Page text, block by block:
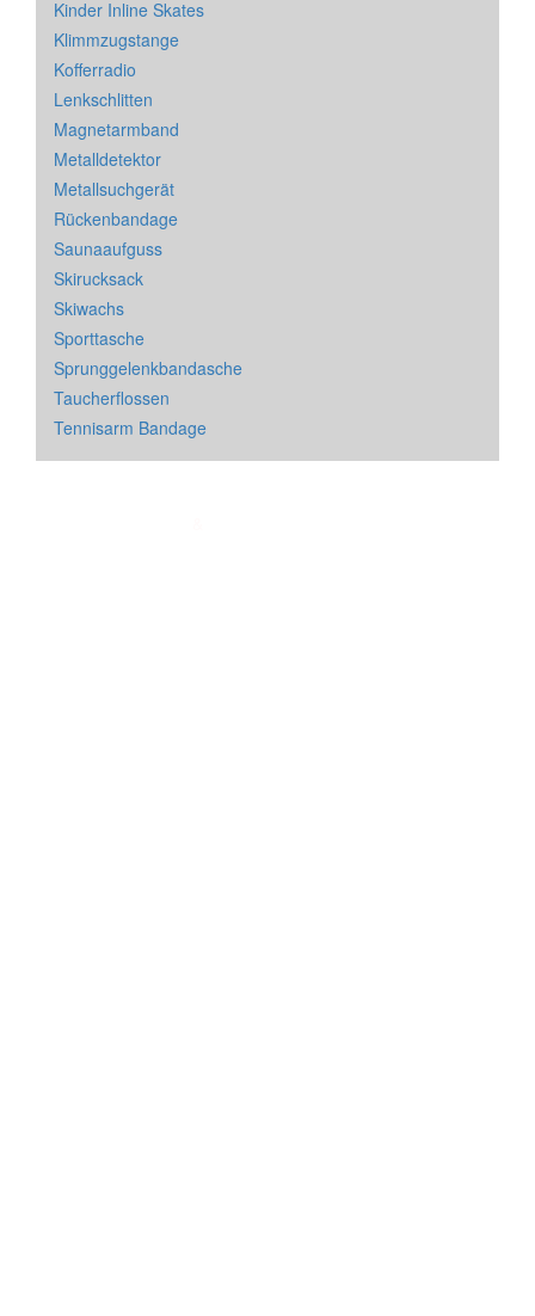
Kinder Inline Skates
Klimmzugstange
Kofferradio
Lenkschlitten
Magnetarmband
Metalldetektor
Metallsuchgerät
Rückenbandage
Saunaaufguss
Skirucksack
Skiwachs
Sporttasche
Sprunggelenkbandasche
Taucherflossen
Tennisarm Bandage